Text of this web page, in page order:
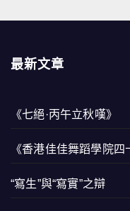
最新文章
《七絕·丙午立秋嘆》
《香港佳佳舞蹈學院
“寫生”與“寫實”之辯